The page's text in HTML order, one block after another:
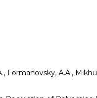
A.A.,